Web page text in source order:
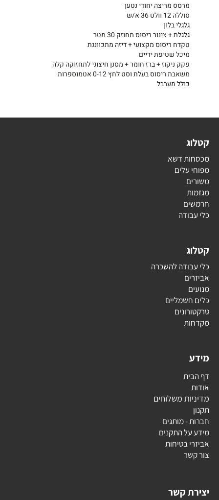
מרסס מריצה יחודי נטען
סוללה 12 וולט 36 א/ש
גלגלי בלון
גלגלת + צינור ריסוס מחוזק 30 מטר
טקדח ריסוס מקצועי + דיזה מתכווננת
מיכל שטיפת ידיים
פקק ניקוז + ברז חומר + מסנן חיצוני לתחזוקה קלה
משאבת ריסוס בעלת וסט לחץ 0-12 אטמוספרות
כולל מערבל
קטלוג
מכסחות דשא
מפוחי עלים
משורים
מגזמות
חרמשים
כלי עבודה
קטלוג
כלי עבודה להשכרה
אביזרים
מנועים
כלים חשמליים
טרקטורונים
מקדחות
מידע
דף הבית
אודות
מדיניות משלוחים
תקנון
חברות - מותגים
מידע על התקנים
אביזרי בטיחות
צור קשר
יצירת קשר